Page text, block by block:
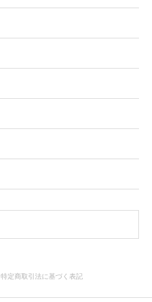
特定商取引法に基づく表記